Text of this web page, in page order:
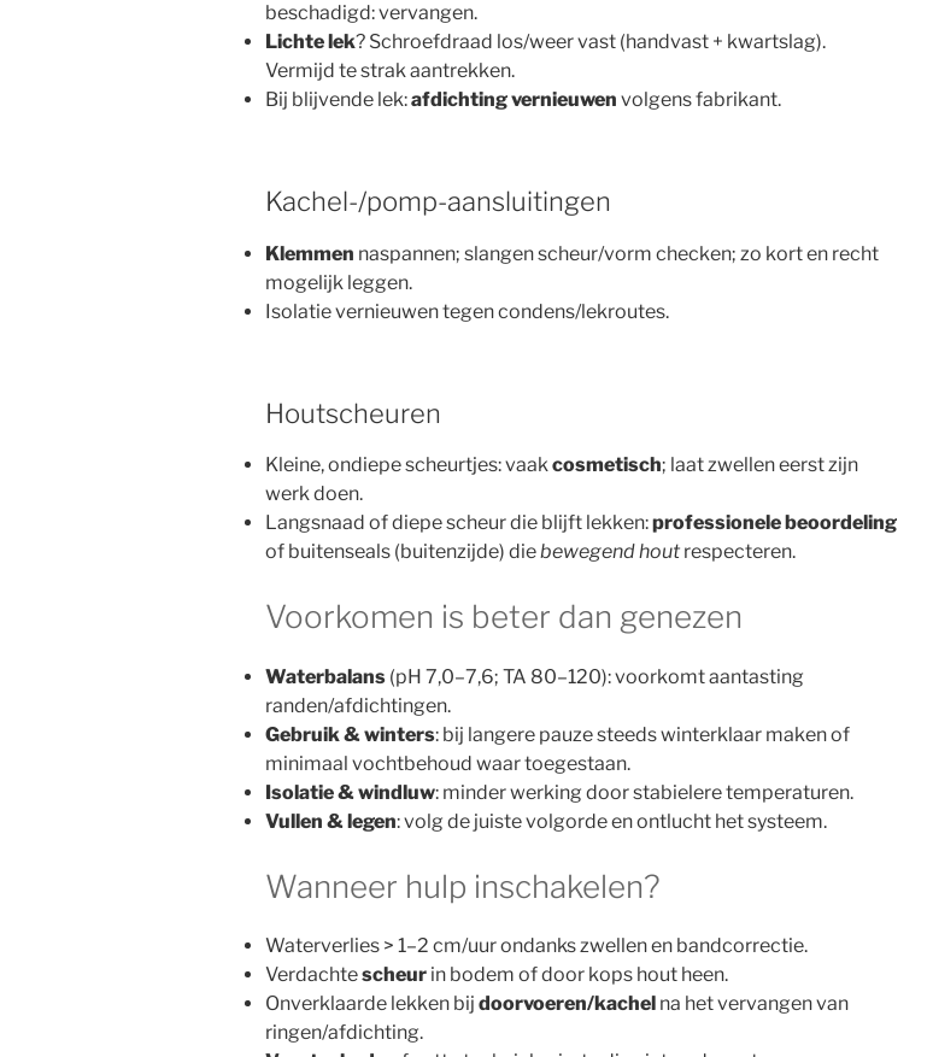
beschadigd: vervangen.
Lichte lek? Schroefdraad los/weer vast (handvast + kwartslag).
Vermijd te strak aantrekken.
Bij blijvende lek:afdichting vernieuwen volgens fabrikant.
Kachel-/pomp-aansluitingen
Klemmen naspannen; slangen scheur/vorm checken; zo kort en recht
mogelijk leggen.
Isolatie vernieuwen tegen condens/lekroutes.
Houtscheuren
Kleine, ondiepe scheurtjes: vaakcosmetisch; laat zwellen eerst zijn
werk doen.
Langsnaad of diepe scheur die blijft lekken:professionele beoordeling
of buitenseals (buitenzijde) diebewegend hout respecteren.
Voorkomen is beter dan genezen
Waterbalans (pH 7,0–7,6; TA 80–120): voorkomt aantasting
randen/afdichtingen.
Gebruik & winters: bij langere pauze steeds winterklaar maken of
minimaal vochtbehoud waar toegestaan.
Isolatie & windluw: minder werking door stabielere temperaturen.
Vullen & legen: volg de juiste volgorde en ontlucht het systeem.
Wanneer hulp inschakelen?
Waterverlies > 1–2 cm/uur ondanks zwellen en bandcorrectie.
Verdachtescheur in bodem of door kops hout heen.
Onverklaarde lekken bij doorvoeren/kachel na het vervangen van
ringen/afdichting.